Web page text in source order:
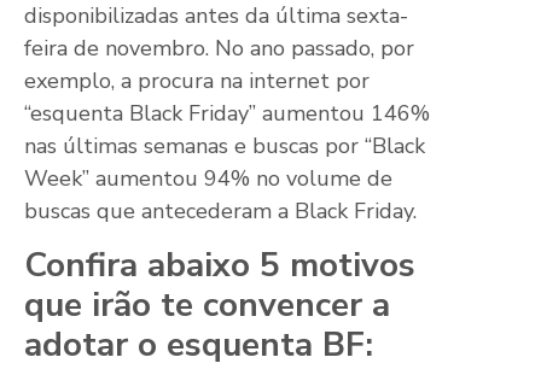
disponibilizadas antes da última sexta-
feira de novembro. No ano passado, por
exemplo, a procura na internet por
“esquenta Black Friday” aumentou 146%
nas últimas semanas e buscas por “Black
Week” aumentou 94% no volume de
buscas que antecederam a Black Friday.
Confira abaixo 5 motivos
que irão te convencer a
adotar o esquenta BF: